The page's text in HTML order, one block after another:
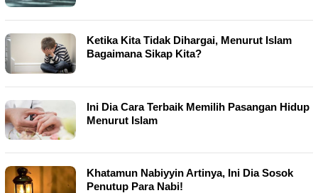
Ketika Kita Tidak Dihargai, Menurut Islam
Bagaimana Sikap Kita?
Ini Dia Cara Terbaik Memilih Pasangan Hidup
Menurut Islam
Khatamun Nabiyyin Artinya, Ini Dia Sosok
Penutup Para Nabi!